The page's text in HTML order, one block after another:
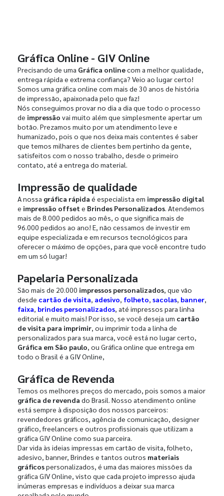
Gráfica Online - GIV Online
Precisando de uma Gráfica onlinecom a melhor qualidade,
entrega rápida e extrema confiança? Veio ao lugar certo!
Somos uma gráfica online com mais de 30 anos de história
de impressão, apaixonada pelo que faz!
Nós conseguimos provar no dia a dia que todo o processo
de impressão vai muito além que simplesmente apertar um
botão. Prezamos muito por um atendimento leve e
humanizado, pois o que nos deixa mais contentes é saber
que temos milhares de clientes bem pertinho da gente,
satisfeitos com o nosso trabalho, desde o primeiro
contato, até a entrega do material.
Impressão de qualidade
A nossa gráfica rápida é especialista em impressão digital
e impressão offset e Brindes Personalizados. Atendemos
mais de 8.000 pedidos ao mês, o que significa mais de
96.000 pedidos ao ano! E, não cessamos de investir em
equipe especializada e em recursos tecnológicos para
oferecer o máximo de opções, para que você encontre tudo
em um só lugar!
Papelaria Personalizada
São mais de 20.000 impressos personalizados, que vão
desde cartão de visita, adesivo, folheto, sacolas, banner,
faixa, brindes personalizados, até impressos para linha
editorial e muito mais! Por isso, se você deseja um cartão
de visita para imprimir, ou imprimir toda a linha de
personalizados para sua marca, você está no lugar certo,
Gráfica em São paulo, ou Gráfica online que entrega em
todo o Brasil é a GIV Online,
Gráfica de Revenda
Temos os melhores preços do mercado, pois somos a maior
gráfica de revenda do Brasil. Nosso atendimento online
está sempre à disposição dos nossos parceiros:
revendedores gráficos, agência de comunicação, designer
gráfico, freelancers e outros profissionais que utilizam a
gráfica GIV Online como sua parceira.
Dar vida às ideias impressas em cartão de visita, folheto,
adesivo, banner, Brindes e tantos outros materiais
gráficospersonalizados, é uma das maiores missões da
gráfica GIV Online, visto que cada projeto impresso ajuda
inúmeras empresas e indivíduos a deixar sua marca